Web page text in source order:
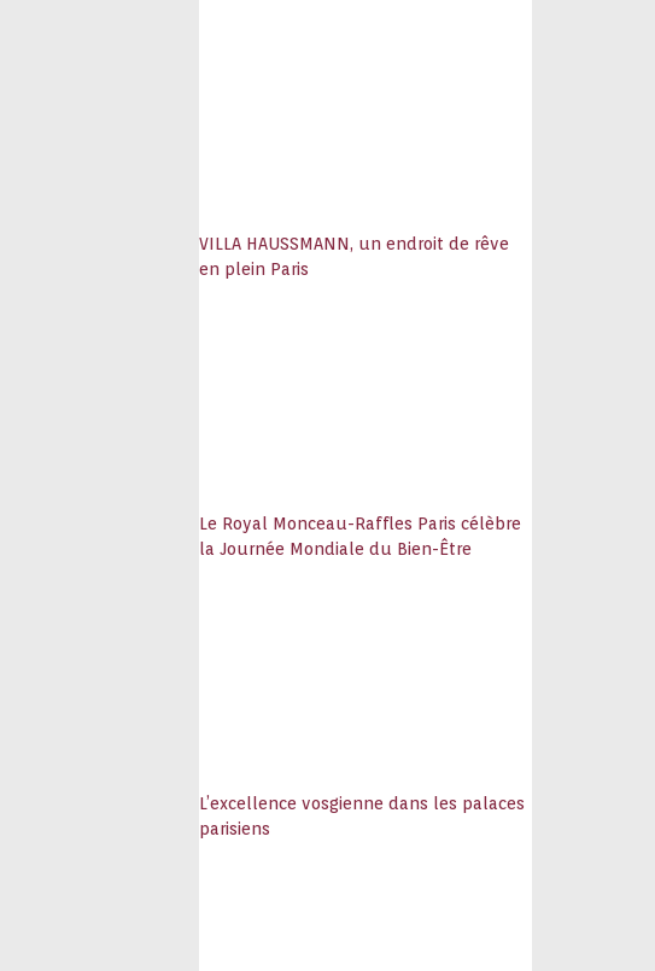
VILLA HAUSSMANN, un endroit de rêve
en plein Paris
Le Royal Monceau-Raffles Paris célèbre
la Journée Mondiale du Bien-Être
L’excellence vosgienne dans les palaces
parisiens